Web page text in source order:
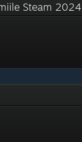
Steam 2024